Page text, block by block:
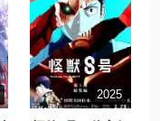
2025